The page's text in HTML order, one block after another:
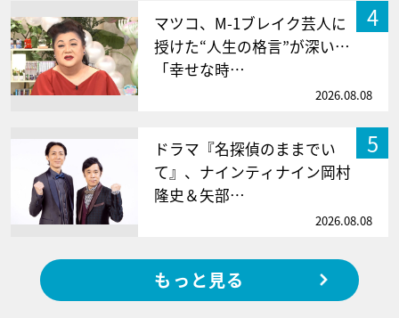
4
マツコ、M-1ブレイク芸人に
授けた“人生の格言”が深い…
「幸せな時…
2026.08.08
5
ドラマ『名探偵のままでい
て』、ナインティナイン岡村
隆史＆矢部…
2026.08.08
もっと見る